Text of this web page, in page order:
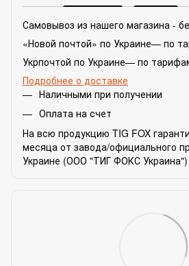
Самовывоз из нашего магазина -
«Новой почтой» по Украине— по
Укрпочтой по Украине— по
Подробнее о доставке
Наличными при получении
Оплата на счет
На всю продукцию TIG FOX
месяца от завода/официального
Украине (ООО "ТИГ ФОКС Украина")